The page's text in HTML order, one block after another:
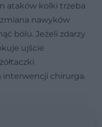
ataków kolki trzeba
nawyków
bólu. Jeżeli zdarzy
ujście
interwencji chirurga.